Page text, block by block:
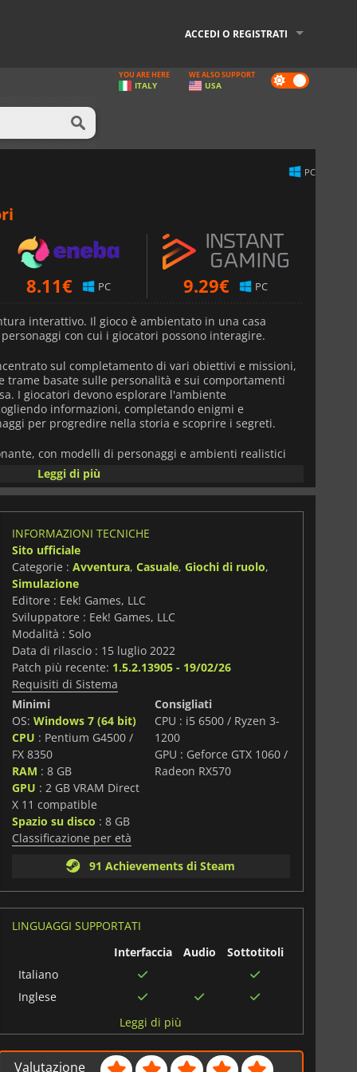
ACCEDI O REGISTRATI
Dark
mode
YOU ARE HERE
ITALY
WE ALSO SUPPORT
USA
PC
8.11€ PC 9.29€ PC
interattivo. Il gioco è ambientato in una casa
con cui i giocatori possono interagire.
sul completamento di vari obiettivi e missioni,
trame basate sulle personalità e sui comportamenti
I giocatori devono esplorare l'ambiente
informazioni, completando enigmi e
per progredire nella storia e scoprire i segreti.
con modelli di personaggi e ambienti realistici
ancora più coinvolgente. Anche la colonna sonora e
di nota, con una colonna sonora appropriata ed
l'esperienza complessiva del gioco.
fare delle scelte che influenzano la narrazione e
interagisce con gli altri personaggi del gioco, portando
maturi, tra cui linguaggio forte, temi sessuali e nudità.
nella storia del gioco e i giocatori devono essere
un gioco d'avventura interattivo e coinvolgente che offre
alla sua grafica impressionante, ai personaggi
è un gioco imperdibile per gli appassionati di
un'esperienza di narrazione interattiva e matura.
Leggi di più
INFORMAZIONI TECNICHE
Sito ufficiale
Categorie : Avventura, Casuale, Giochi di ruolo,
Simulazione
Editore : Eek! Games, LLC
Sviluppatore : Eek! Games, LLC
Modalità : Solo
Data di rilascio : 15 luglio 2022
Patch più recente: 1.5.2.13905 - 19/02/26
Requisiti di Sistema
Minimi
OS: Windows 7 (64 bit)
CPU : Pentium G4500 /
FX 8350
RAM : 8 GB
GPU : 2 GB VRAM Direct
X 11 compatible
Spazio su disco : 8 GB
Consigliati
CPU : i5 6500 / Ryzen 3-
1200
GPU : Geforce GTX 1060 /
Radeon RX570
Classificazione per età
91 Achievements di Steam
LINGUAGGI SUPPORTATI
Interfaccia
Audio
Sottotitoli
Italiano
Inglese
semplificato
Turco
Leggi di più
Valutazione